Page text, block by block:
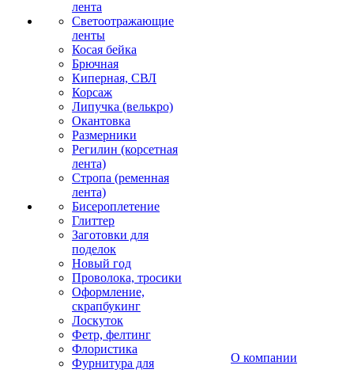
лента
Светоотражающие
ленты
Косая бейка
Брючная
Киперная, СВЛ
Корсаж
Липучка (велькро)
Окантовка
Размерники
Регилин (корсетная
лента)
Стропа (ременная
лента)
Бисероплетение
Глиттер
Заготовки для
поделок
Новый год
Проволока, тросики
Оформление,
скрапбукинг
Лоскуток
Фетр, фелтинг
Флористика
Фурнитура для
О компании